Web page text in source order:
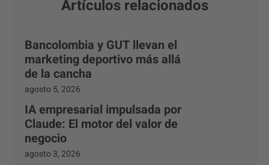
Artículos relacionados
Bancolombia y GUT llevan el
marketing deportivo más allá
de la cancha
agosto 5, 2026
IA empresarial impulsada por
Claude: El motor del valor de
negocio
agosto 3, 2026